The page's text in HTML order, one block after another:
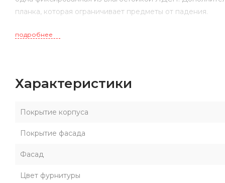
планка, которая ограничивает предметы от падения.
подробнее
Характеристики
Покрытие корпуса
Покрытие фасада
Фасад
Цвет фурнитуры